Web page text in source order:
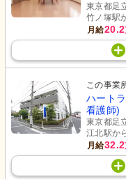
東京都足
竹ノ塚駅
月給20.2
この事業
ハート
看護師)
東京都足
江北駅か
月給32.2